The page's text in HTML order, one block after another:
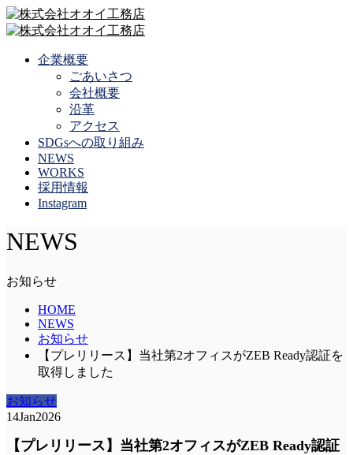
企業概要
ごあいさつ
会社概要
沿革
アクセス
SDGsへの取り組み
NEWS
WORKS
採用情報
Instagram
NEWS
お知らせ
HOME
NEWS
お知らせ
【プレリリース】当社第2オフィスがZEB Ready認証を
取得しました
お知らせ
14Jan2026
【プレリリース】当社第2オフィスがZEB Ready認証